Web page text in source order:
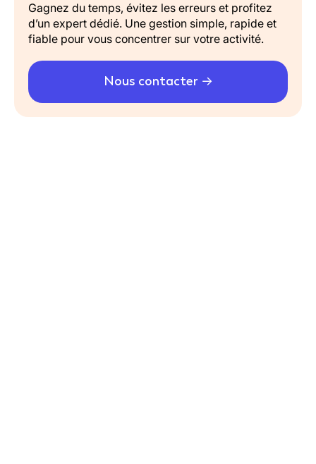
Gagnez du temps, évitez les erreurs et profitez
d’un expert dédié. Une gestion simple, rapide et
fiable pour vous concentrer sur votre activité.
Nous contacter